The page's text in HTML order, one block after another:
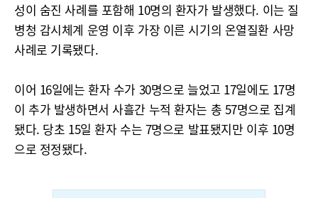
성이 숨진 사례를 포함해 10명의 환자가 발생했다. 이는 질
병청 감시체계 운영 이후 가장 이른 시기의 온열질환 사망
사례로 기록됐다.
이어 16일에는 환자 수가 30명으로 늘었고 17일에도 17명
이 추가 발생하면서 사흘간 누적 환자는 총 57명으로 집계
됐다. 당초 15일 환자 수는 7명으로 발표됐지만 이후 10명
으로 정정됐다.